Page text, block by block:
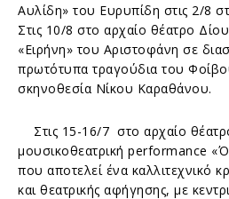
Αυλίδη» του Ευρυπίδη στις 2/8
Στις 10/8 στο αρχαίο θέατρο
«Ειρήνη» του Αριστοφάνη σε
πρωτότυπα τραγούδια του
σκηνοθεσία Νίκου Καραθάνου.
Στις 15-16/7 στο αρχαίο
μουσικοθεατρική performance
που αποτελεί ένα καλλιτεχνικό
και θεατρικής αφήγησης, με